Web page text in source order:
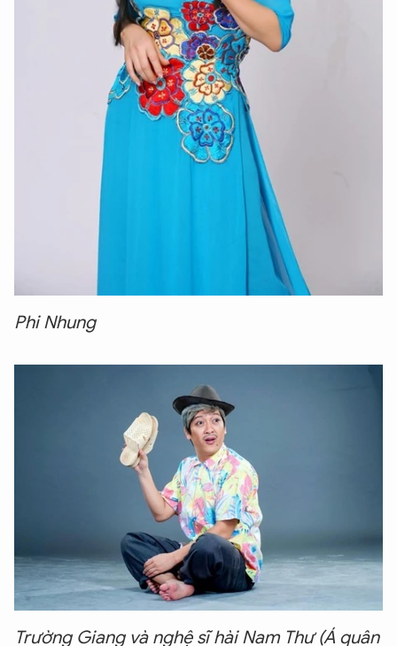
Phi Nhung
Trường Giang và nghệ sĩ hài Nam Thư (Á quân